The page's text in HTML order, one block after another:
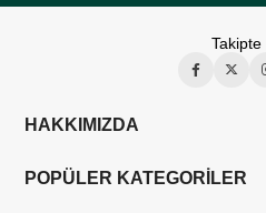
Takipte
HAKKIMIZDA
POPÜLER KATEGORİLER